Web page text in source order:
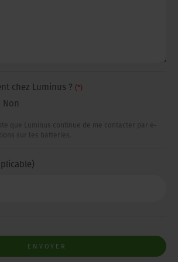
chez Luminus ? (*)
Non
que Luminus continue de me contacter par e-
sur les batteries.
ENVOYER